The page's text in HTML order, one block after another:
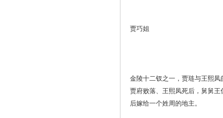
贾巧姐
金陵十二钗之一，贾琏与王熙
贾府败落、王熙凤死后，舅舅
后嫁给一个姓周的地主。